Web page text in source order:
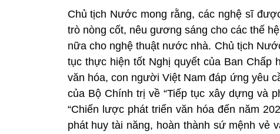
Chủ tịch Nước mong rằng, các nghệ sĩ
trò nòng cốt, nêu gương sáng cho các thế
nữa cho nghệ thuật nước nhà. Chủ tịch
tục thực hiện tốt Nghị quyết của Ban Chấp
văn hóa, con người Việt Nam đáp ứng yêu
của Bộ Chính trị về “Tiếp tục xây dựng và
“Chiến lược phát triển văn hóa đến năm
phát huy tài năng, hoàn thành sứ mệnh vẻ